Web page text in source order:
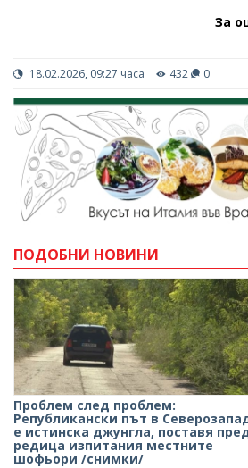
За
18.02.2026, 09:27 часа 432 0
ПОДОБНИ НОВИНИ
Проблем след проблем:
Републикански път в
е истинска джунгла, поставя
редица изпитания местните
шофьори /снимки/